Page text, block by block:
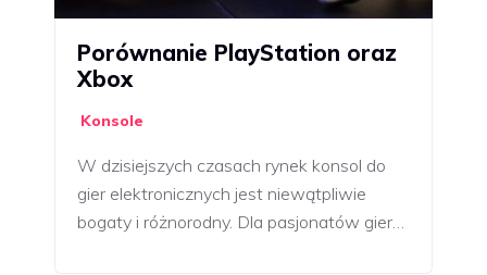
Porównanie PlayStation oraz
Xbox
Konsole
W dzisiejszych czasach rynek konsol do
gier elektronicznych jest niewątpliwie
bogaty i różnorodny. Dla pasjonatów gier…